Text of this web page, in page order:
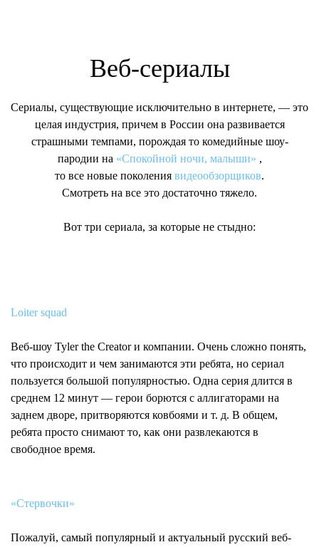
Веб-сериалы
Сериалы, существующие исключительно в интернете, — это
целая индустрия, причем в России она развивается
страшными темпами, порождая то комедийные шоу-
пародии на «Спокойной ночи, малыши» ,
то все новые поколения видеообзорщиков.
Смотреть на все это достаточно тяжело.
Вот три сериала, за которые не стыдно:
Loiter squad
Веб-шоу Tyler the Creator и компании. Очень сложно понять,
что происходит и чем занимаются эти ребята, но сериал
пользуется большой популярностью. Одна серия длится в
среднем 12 минут — герои борются с аллигаторами на
заднем дворе, притворяются ковбоями и т. д. В общем,
ребята просто снимают то, как они развлекаются в
свободное время.
«Стервочки»
Пожалуй, самый популярный и актуальный русский веб-